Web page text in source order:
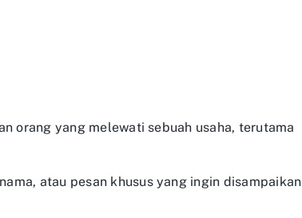
orang yang melewati sebuah usaha, terutama
atau pesan khusus yang ingin disampaikan